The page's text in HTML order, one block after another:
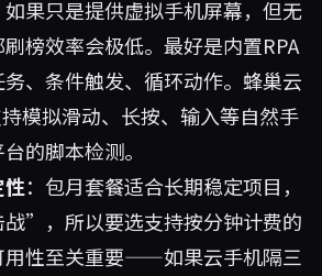
如果只是提供虚拟手机屏幕，但无
榜效率会极低。最好是内置RPA
、条件触发、循环动作。蜂巢云
模拟滑动、长按、输入等自然手
的脚本检测。
：包月套餐适合长期稳定项目，
”，所以要选支持按分钟计费的
用性至关重要——如果云手机隔三